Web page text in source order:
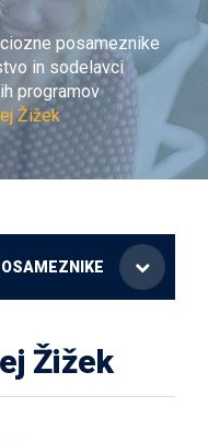
posameznike
in sodelavci
programov
Žižek
Žižek